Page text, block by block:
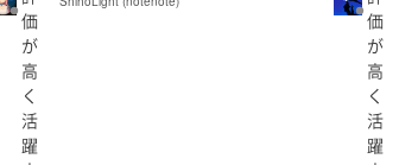
価
が
高
く
活
躍
価
が
高
く
活
躍